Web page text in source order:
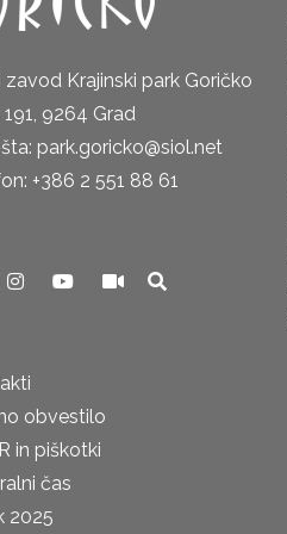
zavod Krajinski park Goričko
191, 9264 Grad
park.goricko@siol.net
+386 2 551 88 61
obvestilo
in piškotki
čas
2025